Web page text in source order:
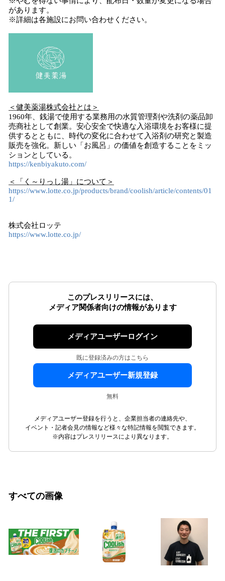
があります。
※詳細は各施設にお問い合わせください。
＜健美薬湯株式会社とは＞
1960年、銭湯で使用する業務用の水質管理剤や洗剤の薬品卸
売商社として創業。安心安全で快適な入浴環境をお客様に提
供するとともに、時代の変化に合わせて入浴剤の研究と製造
販売を強化。新しい「お風呂」の価値を創造することをミッ
ションとしている。
https://kenbiyakuto.com/
＜「く～りっし湯」について＞
https://www.lotte.co.jp/products/brand/coolish/article/contents/01
1/
株式会社ロッテ
https://www.lotte.co.jp/
このプレスリリースには、
メディア関係者向けの情報があります
メディアユーザーログイン
既に登録済みの方はこちら
メディアユーザー新規登録
無料
メディアユーザー登録を行うと、企業担当者の連絡先や、
イベント・記者会見の情報など様々な特記情報を閲覧できます。
※内容はプレスリリースにより異なります。
すべての画像